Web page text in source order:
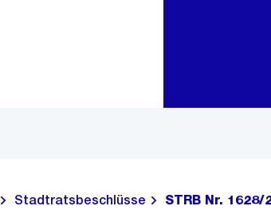
Stadtratsbeschlüsse STRB Nr. 1628/